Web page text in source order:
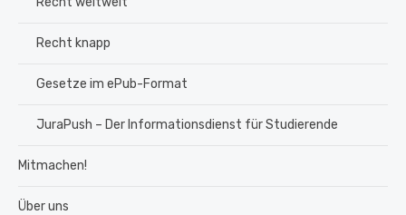
Recht knapp
Gesetze im ePub-Format
JuraPush – Der Informationsdienst für Studierende
Mitmachen!
Über uns